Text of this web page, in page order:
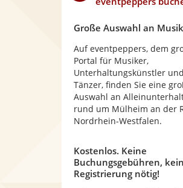
Große Auswahl an
Auf eventpeppers, dem
Portal für Musiker,
Unterhaltungskünstler und
Tänzer, finden Sie eine
Auswahl an
rund um Mülheim an der
Nordrhein-Westfalen.
Kostenlos. Keine
Buchungsgebühren,
Registrierung nötig!